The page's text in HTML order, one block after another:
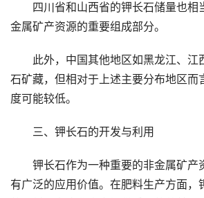
四川省和山西省的钾长石储量也相
金属矿产资源的重要组成部分。
此外，中国其他地区如黑龙江、江
石矿藏，但相对于上述主要分布地区而
度可能较低。
三、钾长石的开发与利用
钾长石作为一种重要的非金属矿产
有广泛的应用价值。在肥料生产方面，